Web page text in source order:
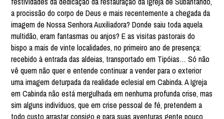
a procissão do corpo de Deus e mais recentemente a chegada da
imagem de Nossa Senhora Auxiliadora? Donde saiu toda aquela
multidão, eram fantasmas ou anjos? E as visitas pastorais do
bispo a mais de vinte localidades, no primeiro ano de presença:
recebido à entrada das aldeias, transportado em Tipóias… Só não
vê quem não quer e entende continuar a vender para o exterior
uma imagem deturpada da realidade eclesial em Cabinda. A Igreja
em Cabinda não está mergulhada em nenhuma profunda crise, mas
sim alguns indivíduos, que em crise pessoal de fé, pretendem a
todo custo arrastar consigo e para suas aventuras gente pouco